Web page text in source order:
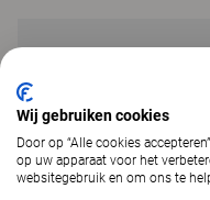
Wij gebruiken cookies
Door op “Alle cookies
op uw apparaat voor het
websitegebruik en om ons te